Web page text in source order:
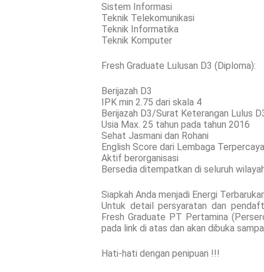
Sistem Informasi
Teknik Telekomunikasi
Teknik Informatika
Teknik Komputer
Fresh Graduate Lulusan D3 (Diploma):
Berijazah D3
IPK min 2.75 dari skala 4
Berijazah D3/Surat Keterangan Lulus
Usia Max. 25 tahun pada tahun 2016
Sehat Jasmani dan Rohani
English Score dari Lembaga
Aktif berorganisasi
Bersedia ditempatkan di seluruh
Siapkah Anda menjadi Energi
Untuk detail persyaratan dan
Fresh Graduate PT Pertamina
pada link di atas dan akan dibuka
Hati-hati dengan penipuan !!!